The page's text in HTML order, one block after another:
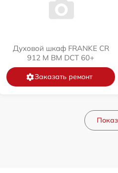
Духовой шкаф FRANKE CR
912 M BM DCT 60+
Заказать ремонт